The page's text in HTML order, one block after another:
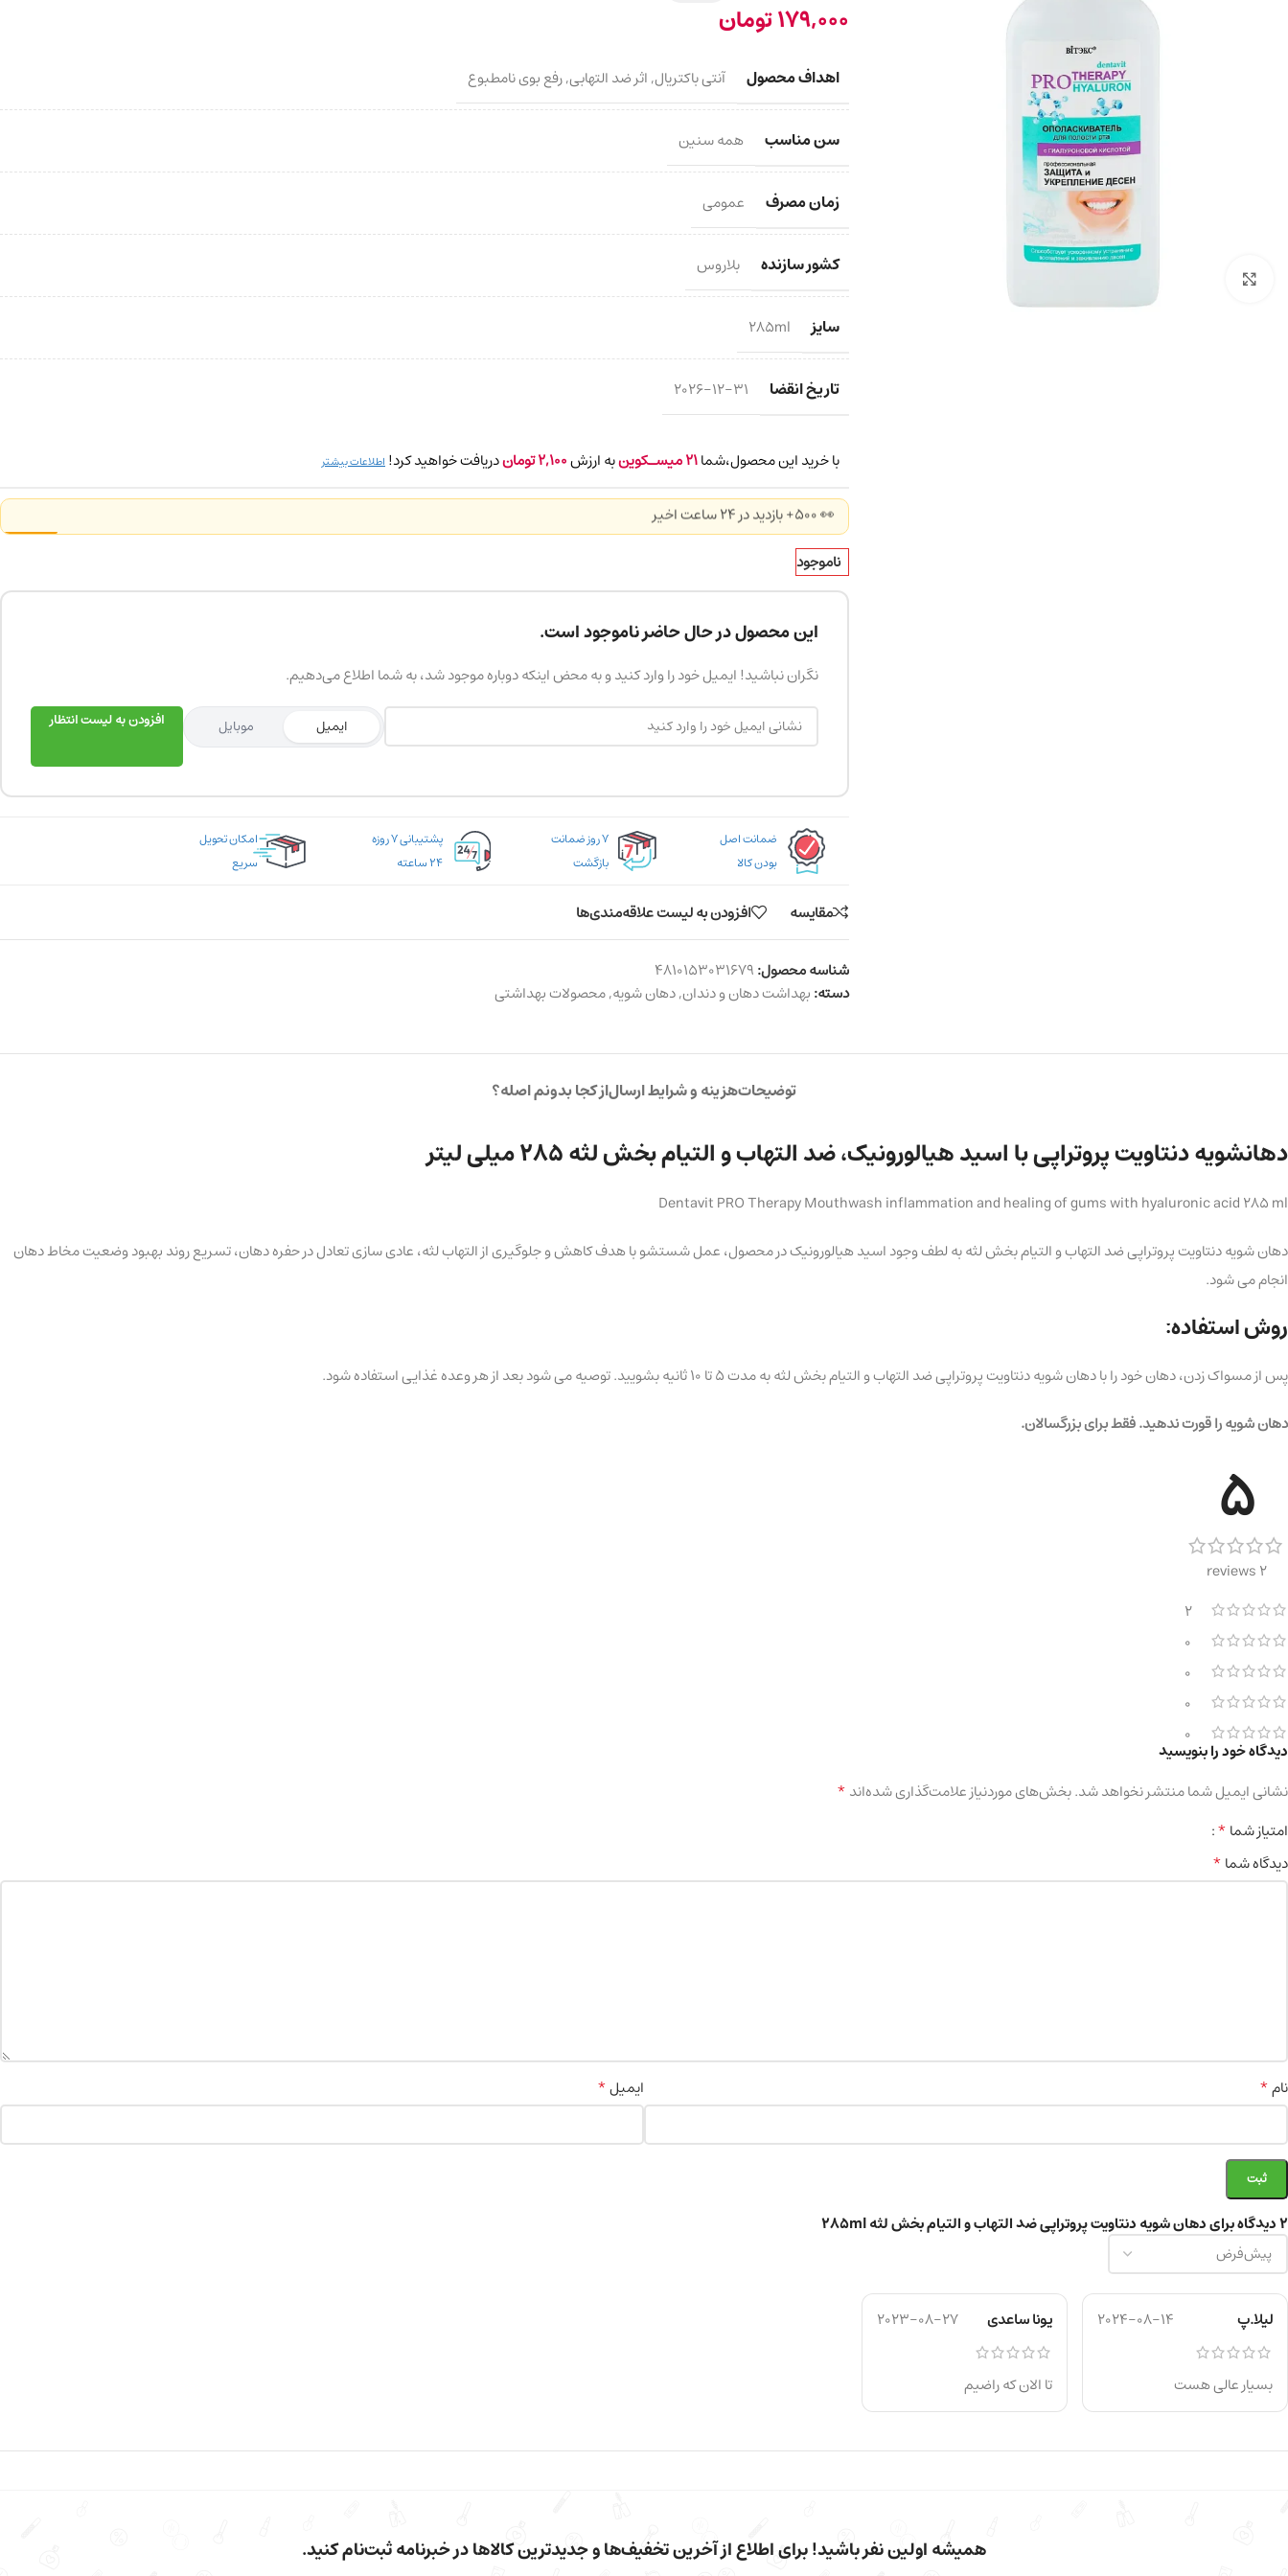
179,000تومان
اهداف محصول آنتی باکتریال,اثر ضد التهابی,رفع بوی نامطبوع
سن مناسب همه سنین
زمان مصرف عمومی
کشور سازنده بلاروس
سایز 285ml
تاریخ انقضا 2026-12-31
با خرید این محصول،شما21میسـکوینبه ارزش2,100توماندریافت خواهید کرد! اطلاعات بیشتر
👀 500+ بازدید در ۲۴ ساعت اخیر
ناموجود
این محصول در حال حاضر ناموجود است.
نگران نباشید! ایمیل خود را وارد کنید و به محض اینکه دوباره موجود شد، به شما اطلاع می‌دهیم.
ایمیل موبایل افزودن به لیست انتظار
ضمانت اصل
بودن کالا
۷ روز ضمانت
بازگشت
پشتیبانی ۷ روزه
۲۴ ساعته
امکان تحویل
سریع
مقایسه افزودن به لیست علاقه‌مندی‌ها
شناسه محصول:4810153031679
دسته:بهداشت دهان و دندان,دهان شویه,محصولات بهداشتی
توضیحاتهزینه و شرایط ارسالاز کجا بدونم اصله؟
دهانشویه دنتاویت پروتراپی با اسید هیالورونیک، ضد التهاب و التیام بخش لثه 285 میلی لیتر
Dentavit PRO Therapy Mouthwash inflammation and healing of gums with hyaluronic acid 285 ml
دهان شویه دنتاویت پروتراپی ضد التهاب و التیام بخش لثه به لطف وجود اسید هیالورونیک در محصول، عمل شستشو با هدف کاهش و جلوگیری از التهاب لثه، عادی سازی تعادل در حفره دهان، تسریع روند بهبود وضعیت مخاط دهان
انجام می شود.
روش استفاده:
پس از مسواک زدن، دهان خود را با دهان شویه دنتاویت پروتراپی ضد التهاب و التیام بخش لثه به مدت 5 تا 10 ثانیه بشویید. توصیه می شود بعد از هر وعده غذایی استفاده شود.
دهان شویه را قورت ندهید. فقط برای بزرگسالان.
5
2 reviews
2
0
0
0
0
2 دیدگاه برای دهان شویه دنتاویت پروتراپی ضد التهاب و التیام بخش لثه 285ml
لیلا.پ 2024-08-14
بسیار عالی هست
یونا ساعدی 2023-08-27
تا الان که راضیم
دیدگاه خود را بنویسید
نشانی ایمیل شما منتشر نخواهد شد.بخش‌های موردنیاز علامت‌گذاری شده‌اند*
امتیاز شما*
دیدگاه شما*
نام* ایمیل*
همیشه اولین نفر باشید! برای اطلاع از آخرین تخفیف‌ها و جدیدترین کالاها در خبرنامه ثبت‌نام کنید.